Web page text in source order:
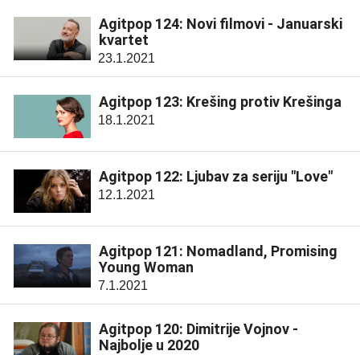
Agitpop 124: Novi filmovi - Januarski
kvartet
23.1.2021
Agitpop 123: Krešing protiv Krešinga
18.1.2021
Agitpop 122: Ljubav za seriju "Love"
12.1.2021
Agitpop 121: Nomadland, Promising
Young Woman
7.1.2021
Agitpop 120: Dimitrije Vojnov -
Najbolje u 2020